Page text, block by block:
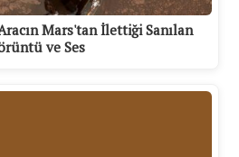
Mars'tan İlettiği Sanılan
ve Ses